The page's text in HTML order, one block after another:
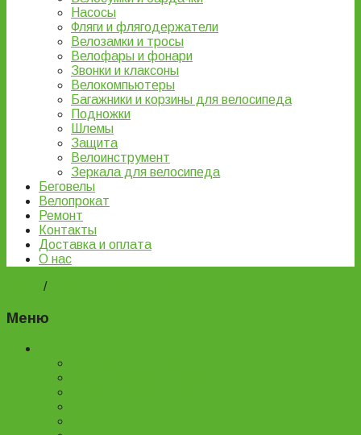
Насосы
Фляги и флягодержатели
Велозамки и тросы
Велофары и фонари
Звонки и клаксоны
Велокомпьютеры
Багажники и корзины для велосипеда
Подножки
Шлемы
Защита
Велоинструмент
Зеркала для велосипеда
Беговелы
Велопрокат
Ремонт
Контакты
Доставка и оплата
О нас
/
Меню